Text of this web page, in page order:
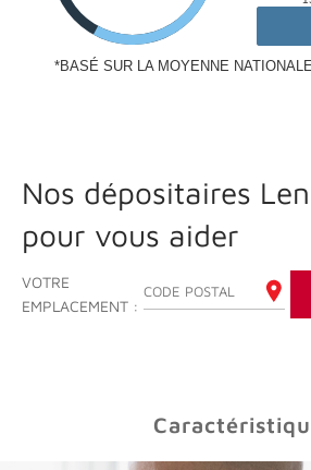
Nos dépositaires
pour vous aider
VOTRE
EMPLACEMENT :
ENTREZ VOTRE CODE POSTAL